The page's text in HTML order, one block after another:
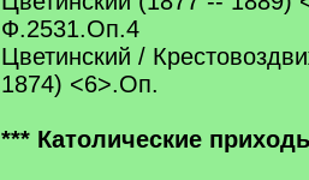
Ф.2531.Оп.4
Цветинский /
1874) <6>.Оп.
*** Католические